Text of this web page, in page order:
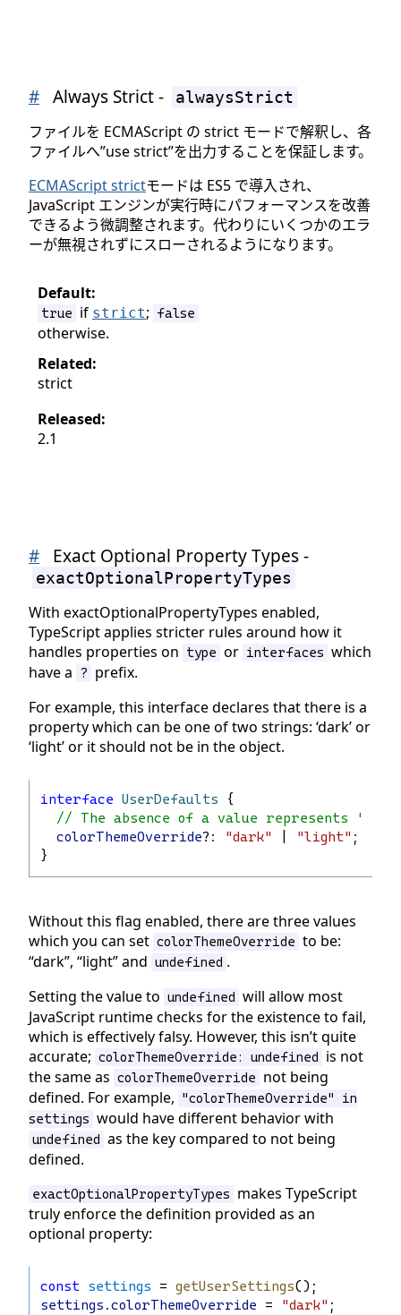
# Always Strict - alwaysStrict
ファイルを ECMAScript の strict モードで解釈し、各
ファイルへ”use strict”を出力することを保証します。
ECMAScript strictモードは ES5 で導入され、
JavaScript エンジンが実行時にパフォーマンスを改善
できるよう微調整されます。代わりにいくつかのエラ
ーが無視されずにスローされるようになります。
Default:
true if strict; false
otherwise.
Related:
strict
Released:
2.1
# Exact Optional Property Types -
exactOptionalPropertyTypes
With exactOptionalPropertyTypes enabled,
TypeScript applies stricter rules around how it
handles properties on
type or interfaces which
have a
?
prefix.
For example, this interface declares that there is a
property which can be one of two strings: ‘dark’ or
‘light’ or it should not be in the object.
interface UserDefaults {
// The absence of a value represents
colorThemeOverride?: "dark" "light" ;
}
Without this flag enabled, there are three values
which you can set colorThemeOverride to be:
“dark”, “light” and undefined .
Setting the value to undefined
will allow most
JavaScript runtime checks for the existence to fail,
which is effectively falsy. However, this isn’t quite
accurate; colorThemeOverride: undefined
is not
the same as colorThemeOverride
not being
defined. For example,
"colorThemeOverride" in
settings would have different behavior with
undefined
as the key compared to not being
defined.
exactOptionalPropertyTypes
makes TypeScript
truly enforce the definition provided as an
optional property:
const settings = getUserSettings();
settings .colorThemeOverride = "dark" ;